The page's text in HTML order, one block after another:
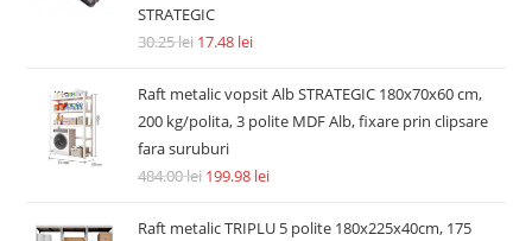
STRATEGIC
30.25lei 17.48 lei
Raft metalic vopsit Alb STRATEGIC 180x70x60 cm,
200 kg/polita, 3 polite MDF Alb, fixare prin clipsare
fara suruburi
484.00lei 199.98 lei
Raft metalic TRIPLU 5 polite 180x225x40cm, 175